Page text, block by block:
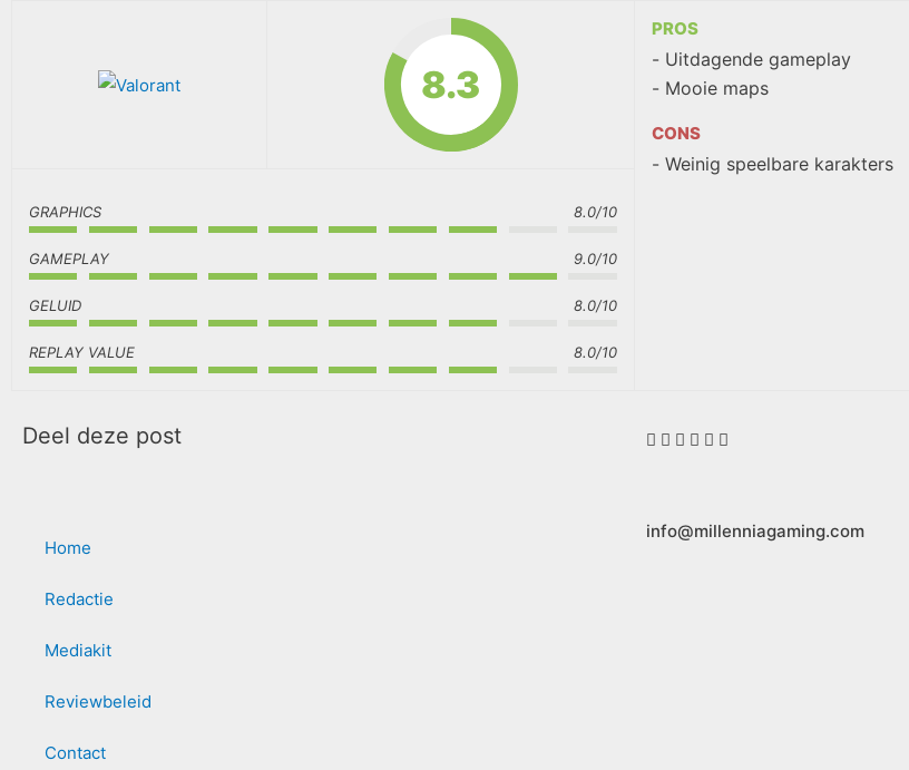
8.3
GRAPHICS 8.0/10
GAMEPLAY 9.0/10
GELUID 8.0/10
REPLAY VALUE 8.0/10
PROS
Uitdagende gameplay
Mooie maps
CONS
Weinig speelbare karakters
Deel deze post
Home
Redactie
Mediakit
Reviewbeleid
Contact
info@millenniagaming.com